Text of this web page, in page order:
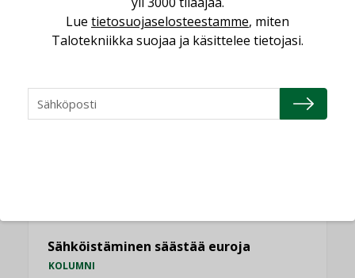
KATSO KAIKKI
Sähköistäminen säästää euroja
KOLUMNI
Lue tietosuojaselosteestamme, miten
Talotekniikka suojaa ja käsittelee tietojasi.